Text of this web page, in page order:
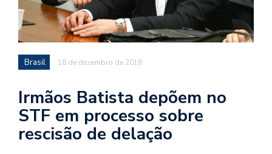
Brasil 18 de dezembro de 2018
Irmãos Batista depõem no
STF em processo sobre
rescisão de delação